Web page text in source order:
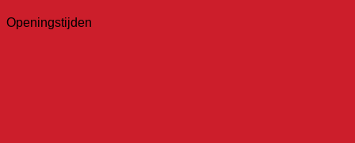
Openingstijden